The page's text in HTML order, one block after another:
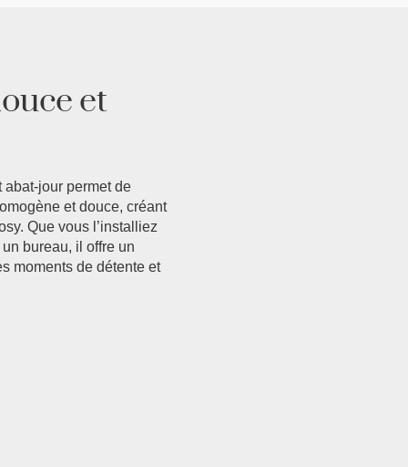
et
abat-jour permet de
et douce, créant
Que vous l’installiez
bureau, il offre un
moments de détente et